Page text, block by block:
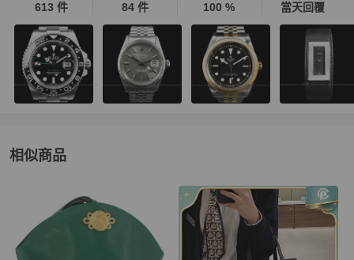
613 件 84 件 100 % 當天回覆
相似商品
推薦精品